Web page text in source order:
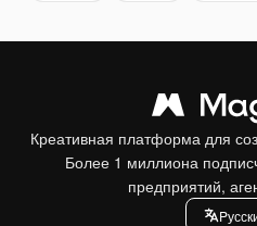
Креативная платформа для
Более 1 миллиона
предприятий,